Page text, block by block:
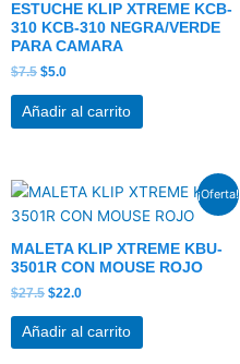
ESTUCHE KLIP XTREME KCB-
310 KCB-310 NEGRA/VERDE
PARA CAMARA
$7.5 $5.0
Añadir al carrito
¡Oferta!
MALETA KLIP XTREME KBU-
3501R CON MOUSE ROJO
$27.5
El
original
$27.5.
$22.0
El
actual
$22.0.
Añadir al carrito